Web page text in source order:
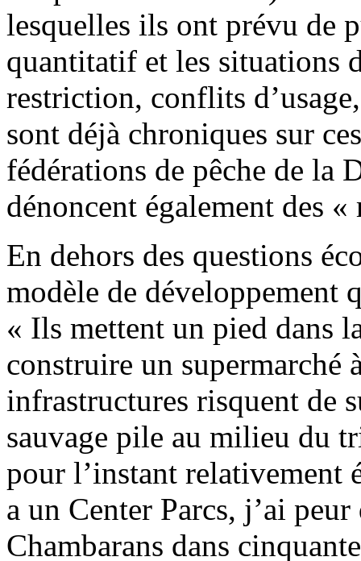
lesquelles ils ont prévu de
quantitatif et les situations
restriction, conflits
sont déjà chroniques sur
fédérations de pêche de la
dénoncent également des
En dehors des questions
modèle de développement
« Ils mettent un pied dans
construire un supermarché
infrastructures risquent de
sauvage pile au milieu du
pour l’instant relativement
a un Center Parcs, j’ai
Chambarans dans